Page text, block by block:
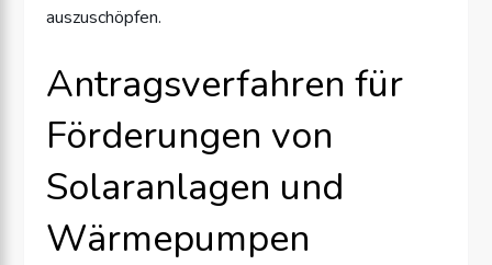
auszuschöpfen.
Antragsverfahren für
Förderungen von
Solaranlagen und
Wärmepumpen